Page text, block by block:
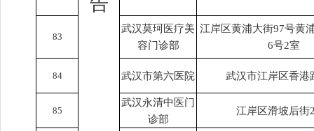
83
武汉莫珂医疗美
容门诊部
江岸区黄浦大街97号黄
6号2室
84 武汉市第六医院 武汉市江岸区香港
85
武汉永清中医门
诊部
江岸区滑坡后街